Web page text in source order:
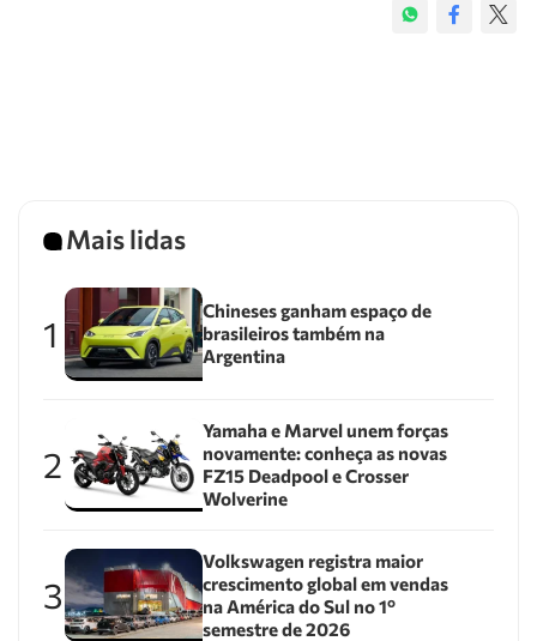
Mais lidas
1
Chineses ganham espaço de
brasileiros também na
Argentina
2
Yamaha e Marvel unem forças
novamente: conheça as novas
FZ15 Deadpool e Crosser
Wolverine
3
Volkswagen registra maior
crescimento global em vendas
na América do Sul no 1º
semestre de 2026